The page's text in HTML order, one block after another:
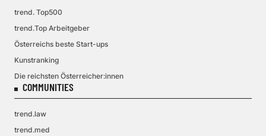
trend. Top500
trend.Top Arbeitgeber
Österreichs beste Start-ups
Kunstranking
Die reichsten Österreicher:innen
COMMUNITIES
trend.law
trend.med